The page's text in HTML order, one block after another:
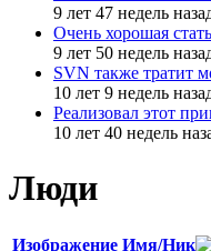
9 лет 47 недель
Очень хорошая
9 лет 50 недель
SVN также тратит
10 лет 9 недель
Реализовал этот
10 лет 40 недель
Люди
Изображение Имя/Ник